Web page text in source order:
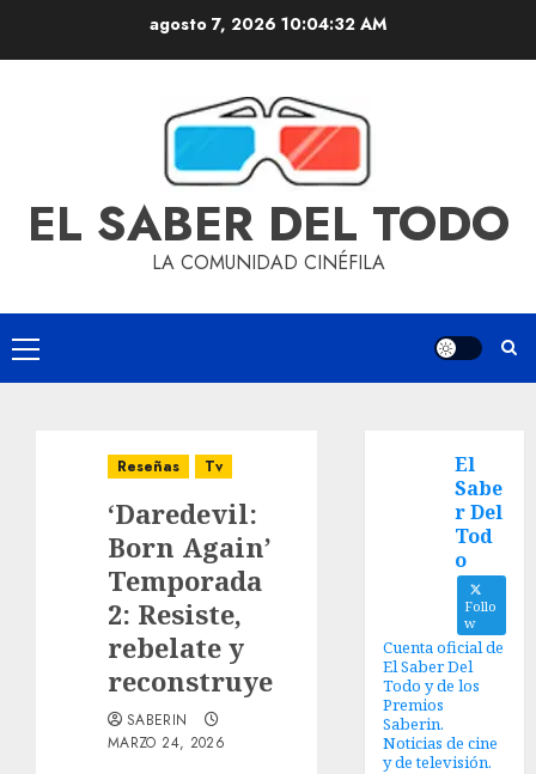
agosto 7, 2026 10:04:33 AM
EL SABER DEL TODO
LA COMUNIDAD CINÉFILA
Reseñas Tv
‘Daredevil:
Born Again’
Temporada
2: Resiste,
rebelate y
reconstruye
SABERIN
MARZO 24, 2026
El
Sabe
r Del
Tod
o
Follo
w
Cuenta oficial de
El Saber Del
Todo y de los
Premios
Saberin.
Noticias de cine
y de televisión.